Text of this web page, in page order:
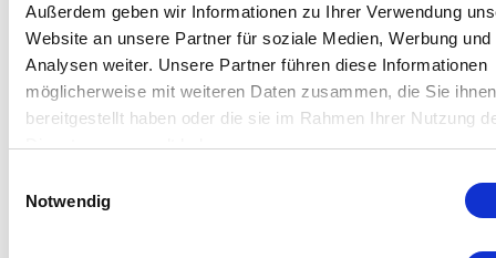
Außerdem geben wir Informationen zu Ihrer Verwendung
Website an unsere Partner für soziale Medien, Werbung und
Analysen weiter. Unsere Partner führen diese Informationen
möglicherweise mit weiteren Daten zusammen, die Sie ihnen
bereitgestellt haben oder die sie im Rahmen Ihrer Nutzung
Dienste gesammelt haben.
Notwendig